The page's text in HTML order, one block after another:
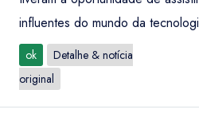
influentes do mundo da
ok
Detalhe & notícia
original